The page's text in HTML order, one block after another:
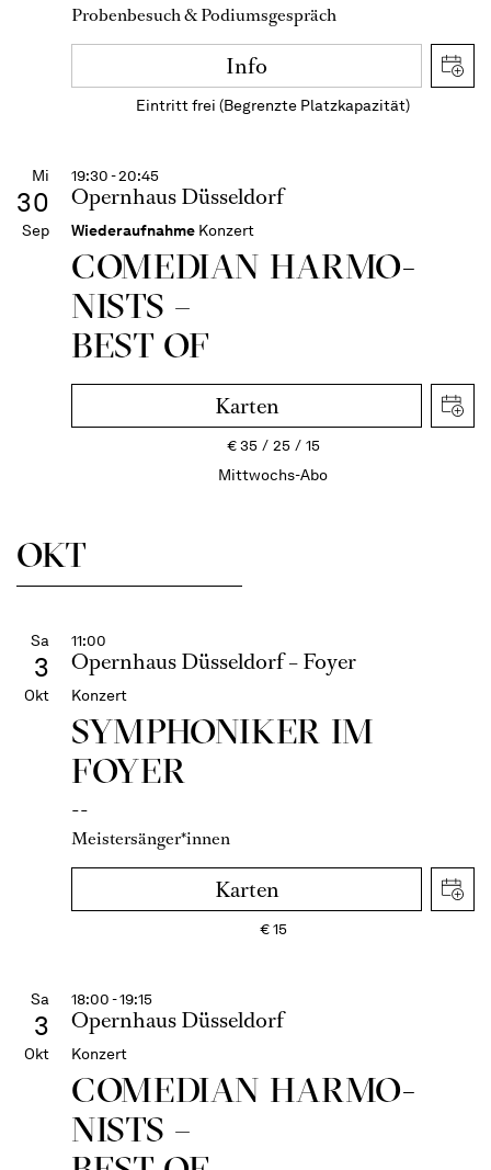
Probenbesuch & Podiumsgespräch
Info
Eintritt frei (Begrenzte Platzkapazität)
Mi
30
Sep
19:30 - 20:45
Opernhaus Düsseldorf
Wiederaufnahme Konzert
COME­DIAN HARMO­
NISTS –
BEST OF
Karten
€35 25
15
Mittwochs-Abo
OKT
Sa
3
Okt
11:00
Opernhaus Düsseldorf – Foyer
Konzert
SYMPHONIKER IM
FOYER
--
Meistersänger*innen
Karten
€15
Sa
3
Okt
18:00 - 19:15
Opernhaus Düsseldorf
Konzert
COME­DIAN HARMO­
NISTS –